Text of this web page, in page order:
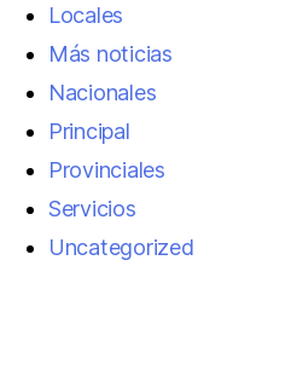
Locales
Más noticias
Nacionales
Principal
Provinciales
Servicios
Uncategorized